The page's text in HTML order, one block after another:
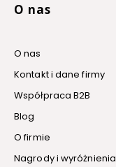
O nas
O nas
Kontakt i dane firmy
Współpraca B2B
Blog
O firmie
Nagrody i wyróżnienia